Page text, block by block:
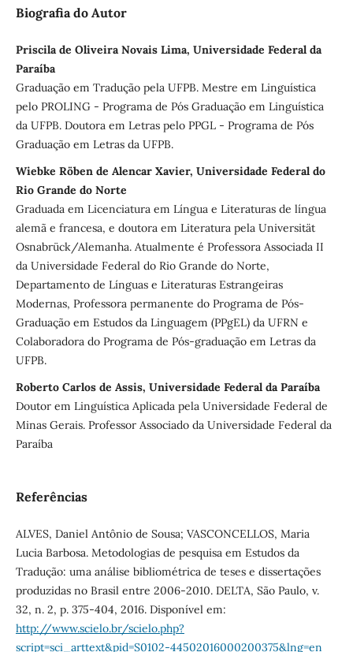
Biografia do Autor
Priscila de Oliveira Novais Lima, Universidade Federal da
Paraíba
Graduação em Tradução pela UFPB. Mestre em Linguística
pelo PROLING - Programa de Pós Graduação em Linguística
da UFPB. Doutora em Letras pelo PPGL - Programa de Pós
Graduação em Letras da UFPB.
Wiebke Röben de Alencar Xavier, Universidade Federal do
Rio Grande do Norte
Graduada em Licenciatura em Língua e Literaturas de língua
alemã e francesa, e doutora em Literatura pela Universität
Osnabrück/Alemanha. Atualmente é Professora Associada II
da Universidade Federal do Rio Grande do Norte,
Departamento de Línguas e Literaturas Estrangeiras
Modernas, Professora permanente do Programa de Pós-
Graduação em Estudos da Linguagem (PPgEL) da UFRN e
Colaboradora do Programa de Pós-graduação em Letras da
UFPB.
Roberto Carlos de Assis, Universidade Federal da Paraíba
Doutor em Linguística Aplicada pela Universidade Federal de
Minas Gerais. Professor Associado da Universidade Federal da
Paraíba
Referências
ALVES, Daniel Antônio de Sousa; VASCONCELLOS, Maria
Lucia Barbosa. Metodologias de pesquisa em Estudos da
Tradução: uma análise bibliométrica de teses e dissertações
produzidas no Brasil entre 2006-2010. DELTA, São Paulo, v.
32, n. 2, p. 375-404, 2016. Disponível em:
http://www.scielo.br/scielo.php?
script=sci_arttext&pid=S0102-44502016000200375&lng=en